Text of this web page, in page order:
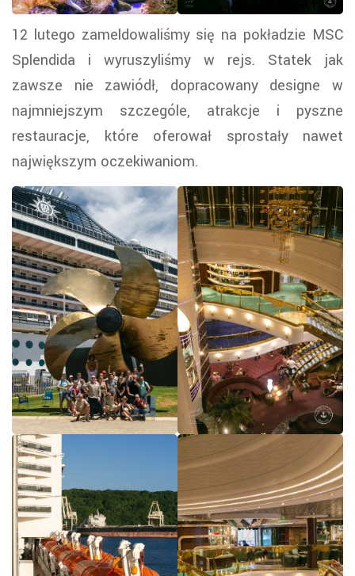
12 lutego zameldowaliśmy się na pokładzie MSC
Splendida i wyruszyliśmy w rejs. Statek jak
zawsze nie zawiódł, dopracowany designe w
najmniejszym szczególe, atrakcje i pyszne
restauracje, które oferował sprostały nawet
największym oczekiwaniom.